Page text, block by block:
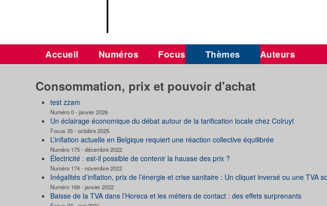
Accueil Numéros Focus Thèmes Auteurs
Consommation, prix et pouvoir d'achat
test zzam
Numéro 0 - janvier 2026
Un éclairage économique du débat autour de la tarification locale chez Colruyt
Focus 35 - octobre 2025
L’inflation actuelle en Belgique requiert une réaction collective équilibrée
Numéro 175 - décembre 2022
Électricité : est-il possible de contenir la hausse des prix ?
Numéro 174 - novembre 2022
Inégalités d’inflation, prix de l’énergie et crise sanitaire : Un cliquet inversé ou une TVA
Numéro 169 - janvier 2022
Baisse de la TVA dans l’Horeca et les métiers de contact : des effets surprenants